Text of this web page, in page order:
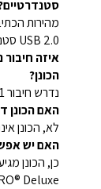
USB 2.0 סטנדרטיים.
איזה
הכונן?
נדרש חיבור USB 3.1 Gen1 או USB 3.0.
האם הכונן
לא, הכונן
האם יש
כן, הכונן
Deluxe.